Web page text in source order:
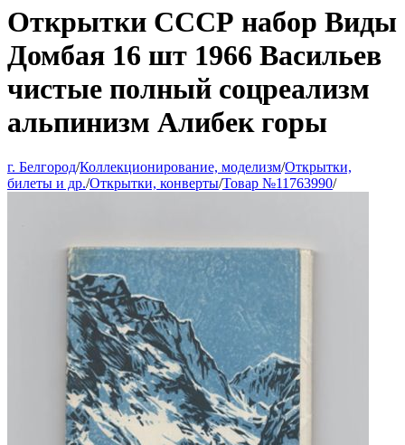
Открытки СССР набор Виды
Домбая 16 шт 1966 Васильев
чистые полный соцреализм
альпинизм Алибек горы
г. Белгород/Коллекционирование, моделизм/Открытки,
билеты и др./Открытки, конверты/Товар №11763990/